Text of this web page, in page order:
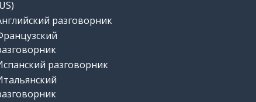
разговорник
разговорник